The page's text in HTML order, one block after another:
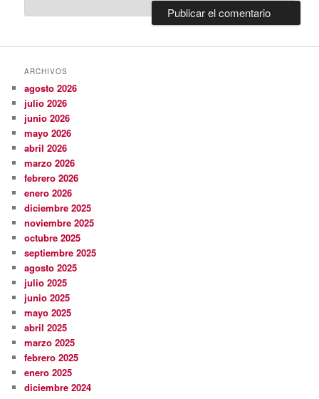
ARCHIVOS
agosto 2026
julio 2026
junio 2026
mayo 2026
abril 2026
marzo 2026
febrero 2026
enero 2026
diciembre 2025
noviembre 2025
octubre 2025
septiembre 2025
agosto 2025
julio 2025
junio 2025
mayo 2025
abril 2025
marzo 2025
febrero 2025
enero 2025
diciembre 2024